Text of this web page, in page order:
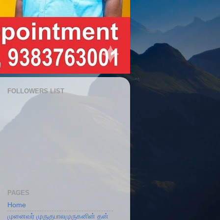
FOLLOWERS LIST
PAGES
Home
முனைவர் முருகுபாலமுருகனின் தன்